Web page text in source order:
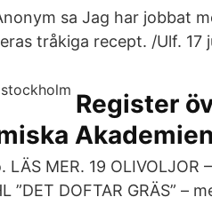
sa Jag har jobbat
tråkiga recept. /Ulf. 17
Register
Akademien
MER. 19 OLIVOLJOR
”DET DOFTAR GRÄS”